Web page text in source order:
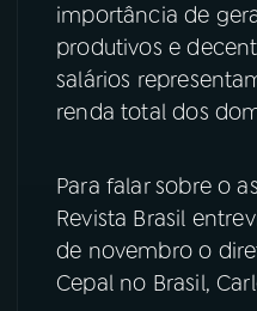
ACOMPANHE A RÁDIO
YouTube
TikTok
importância de
produtivos e
salários
renda total dos
Para falar sobre o
Revista Brasil
de novembro o
Cepal no Brasil,